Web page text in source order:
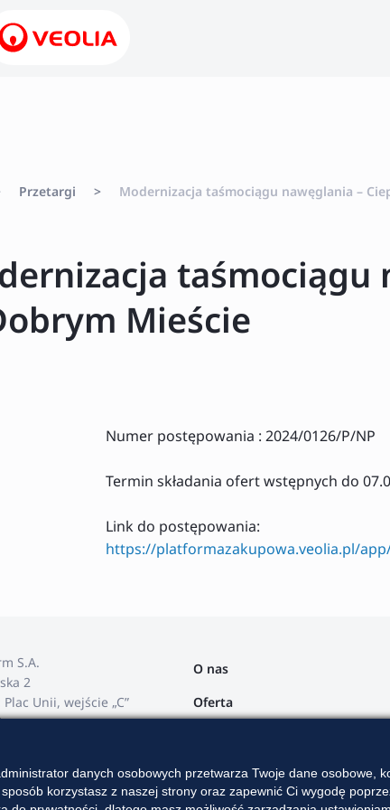
Przetargi > Modernizacja taśmociągu nawęglania –
taśmociągu
Mieście
Numer postępowania : 2024/0126/P/NP
Termin składania ofert wstępnych do
Link do postępowania:
https://platformazakupowa.veolia.pl/
S.A.
2
Unii, wejście „C”
O nas
Oferta
Przetargi
Kariera
danych osobowych przetwarza Twoje dane osobowe,
korzystasz z naszej strony oraz zapewnić Ci wygodę